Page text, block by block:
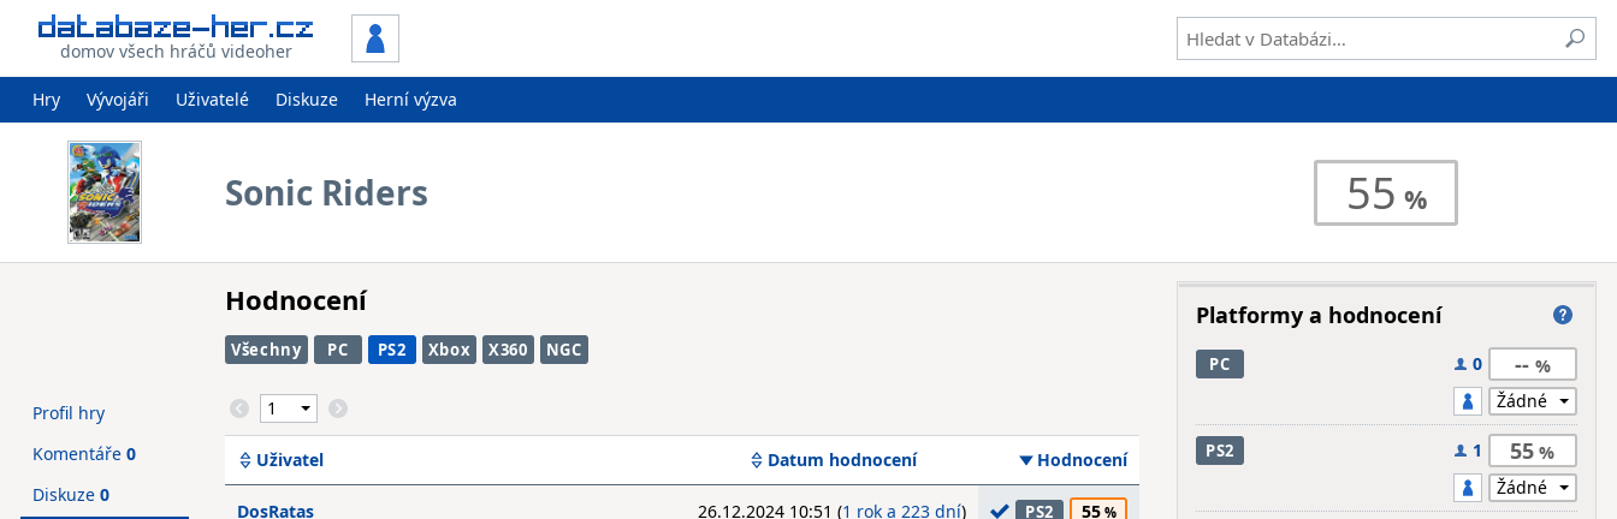
domov všech hráčů videoher
Hry Vývojáři Uživatelé Diskuze Herní výzva
Sonic Riders 55
Hodnocení
Všechny PC PS2 Xbox X360 NGC
Uživatel Datum hodnocení Hodnocení
DosRatas 26.12.2024 10:51 (1 rok a 223 dní) PS2 55
Profil hry
Komentáře 0
Diskuze 0
Platformy a hodnocení
PC 0 --
PS2 1 55